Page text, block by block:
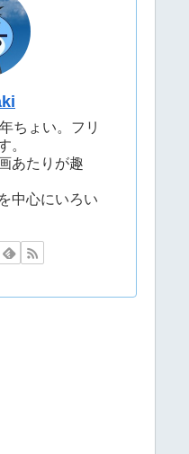
ちょい。フリ
。
あたりが趣
中心にいろい